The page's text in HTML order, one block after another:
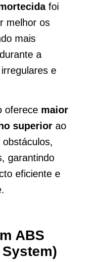
foi
melhor os
mais
a
e
oferece maior
superior ao
garantindo
eficiente e
ABS